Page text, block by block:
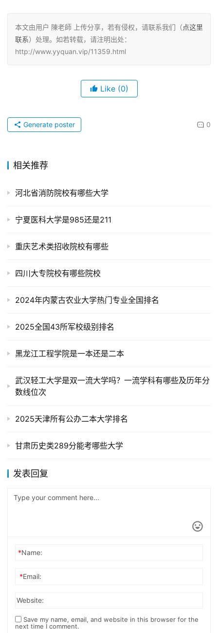
本文由用户 陳老師 上传分享，若有侵权，请联系我们（点这里
联系）处理。如若转载，请注明出处：
http://www.yyquan.vip/11359.html
Like (0)
0
Generate poster
相关推荐
河北省消防院校有哪些大学
宁夏医科大学是985还是211
重庆艺术类招收院校有哪些
四川大专院校有哪些院校
2024年内蒙古农业大学热门专业全国排名
2025全国43所军校级别排名
黑龙江工程学院是一本还是二本
武汉轻工大学是双一流大学吗？一流学科有哪些及历年分
数线位次
2025天津所有公办二本大学排名
甘肃历史类289分能考哪些大学
发表回复
*Name:
*Email:
Website:
Save my name, email, and website in this browser for the
next time I comment.